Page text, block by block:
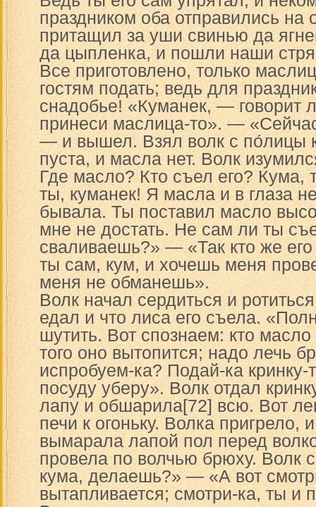
праздником оба отправились на
притащил за уши свинью да
да цыпленка, и пошли наши
Все приготовлено, только
гостям подать; ведь для
снадобье! «Куманек, — говорит
принеси маслица-то». —
— и вышел. Взял волк с по́лицы
пуста, и масла нет. Волк
Где масло? Кто съел его?
ты, куманек! Я масла и в глаза
бывала. Ты поставил масло
мне не достать. Не сам ли ты
сваливаешь?» — «Так кто же
ты сам, кум, и хочешь меня
меня не обманешь».
Волк начал сердиться и
едал и что лиса его съела.
шутить. Вот спознаем: кто
того оно вытопится; надо лечь
испробуем-ка? Подай-ка кринку-
посуду уберу». Волк отдал
лапу и обшарила[72] всю. Вот
печи к огоньку. Волка пригрело,
вымарала лапой пол перед
провела по волчью брюху. Волк
кума, делаешь?» — «А вот
вытапливается; смотри-ка, ты и